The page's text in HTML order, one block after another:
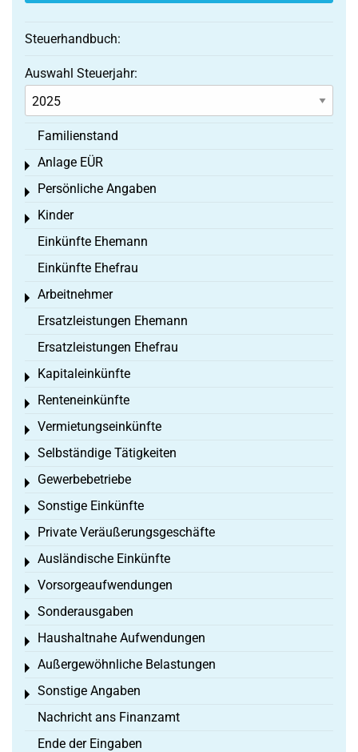
Steuerhandbuch:
Auswahl Steuerjahr:
Familienstand
Anlage EÜR
Toggle menu
Persönliche Angaben
Toggle menu
Kinder
Toggle menu
Einkünfte Ehemann
Einkünfte Ehefrau
Arbeitnehmer
Toggle menu
Ersatzleistungen Ehemann
Ersatzleistungen Ehefrau
Kapitaleinkünfte
Toggle menu
Renteneinkünfte
Toggle menu
Vermietungseinkünfte
Toggle menu
Selbständige Tätigkeiten
Toggle menu
Gewerbebetriebe
Toggle menu
Sonstige Einkünfte
Toggle menu
Private Veräußerungsgeschäfte
Toggle menu
Ausländische Einkünfte
Toggle menu
Vorsorgeaufwendungen
Toggle menu
Sonderausgaben
Toggle menu
Haushaltnahe Aufwendungen
Toggle menu
Außergewöhnliche Belastungen
Toggle menu
Sonstige Angaben
Toggle menu
Nachricht ans Finanzamt
Ende der Eingaben